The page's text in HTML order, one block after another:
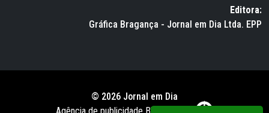
Editora:
Gráfica Bragança - Jornal em Dia Ltda. EPP
© 2026 Jornal em Dia